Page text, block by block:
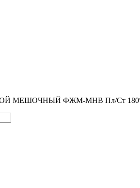
МЕШОЧНЫЙ ФЖМ-МНВ Пл/Ст